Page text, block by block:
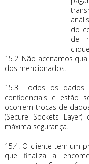
do
de
clique
15.2. Não aceitamos
dos mencionados.
15.3. Todos os
confidenciais e estão
ocorrem trocas de
(Secure Sockets
máxima segurança.
15.4. O cliente tem um
que finaliza a